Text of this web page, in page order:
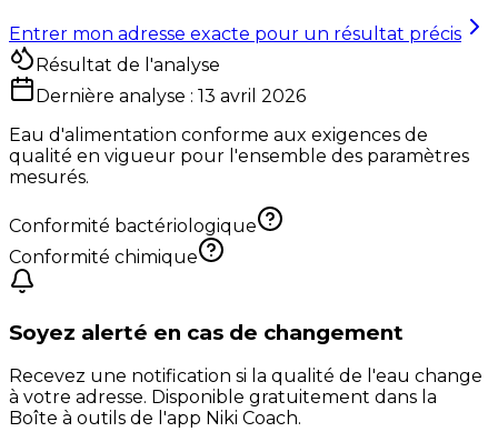
Entrer mon adresse exacte pour un résultat précis
Résultat de l'analyse
Dernière analyse : 13 avril 2026
Eau d'alimentation conforme aux exigences de
qualité en vigueur pour l'ensemble des paramètres
mesurés.
Conformité bactériologique
Conformité chimique
Soyez alerté en cas de changement
Recevez une notification si la qualité de l'eau change
à votre adresse. Disponible gratuitement dans la
Boîte à outils de l'app Niki Coach.